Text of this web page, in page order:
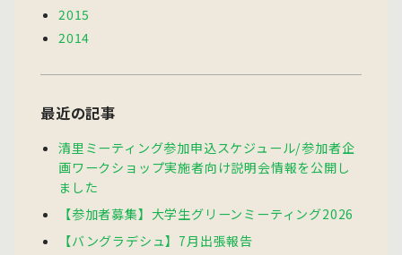
2015
2014
最近の記事
清里ミーティング参加申込スケジュール/参加者企
画ワークショップ実施者向け説明会情報を公開し
ました
【参加者募集】大学生グリーンミーティング2026
【バングラデシュ】7月出張報告